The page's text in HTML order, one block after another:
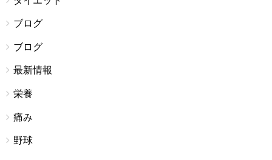
ブログ
ブログ
最新情報
栄養
痛み
野球